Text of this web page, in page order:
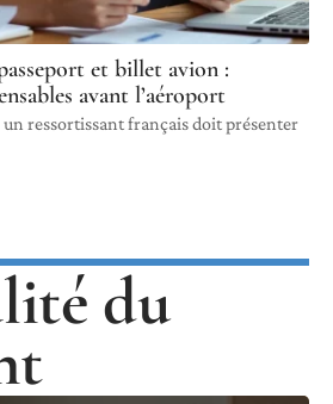
et billet avion :
avant l’aéroport
un ressortissant français doit présenter
du